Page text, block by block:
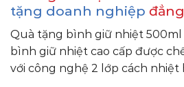
tặng doanh nghiệp
Quà tặng bình giữ nhiệt
bình giữ nhiệt cao cấp được
với công nghệ 2 lớp cách nhiệt